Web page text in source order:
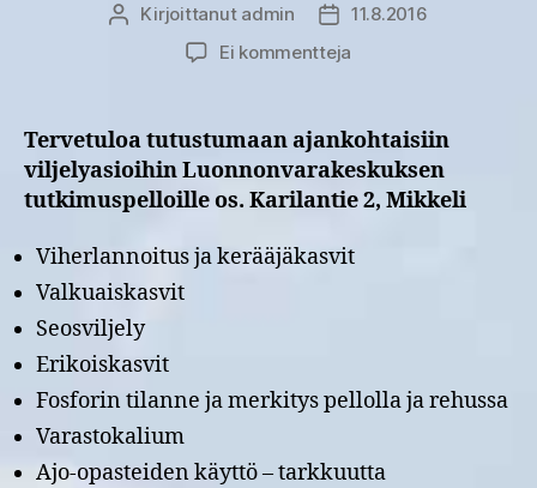
Kirjoittaja
Kirjoittanut admin Julkaisupäivämäärä
11.8.2016
Ei kommentteja
Mikkelin
Karilassa
ke
17.8.
klo
Tervetuloa tutustumaan ajankohtaisiin
viljelyasioihin Luonnonvarakeskuksen
tutkimuspelloille os. Karilantie 2, Mikkeli
Viherlannoitus ja kerääjäkasvit
Valkuaiskasvit
Seosviljely
Erikoiskasvit
Fosforin tilanne ja merkitys pellolla ja rehussa
Varastokalium
Ajo-opasteiden käyttö – tarkkuutta